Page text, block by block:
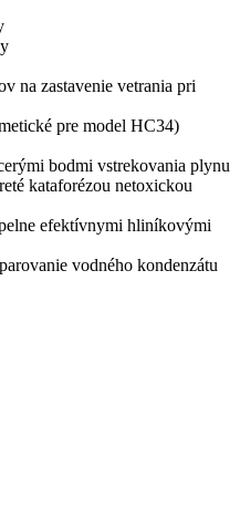
na zastavenie vetrania pri
pre model HC34)
bodmi vstrekovania plynu
kataforézou netoxickou
efektívnymi hliníkovými
vodného kondenzátu